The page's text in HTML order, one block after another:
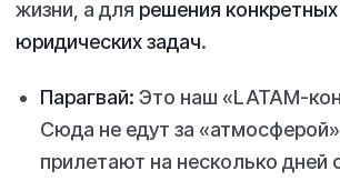
жизни, а для решения
юридических задач.
Парагвай: Это наш «LATAM-
Сюда не едут за
прилетают на несколько дней